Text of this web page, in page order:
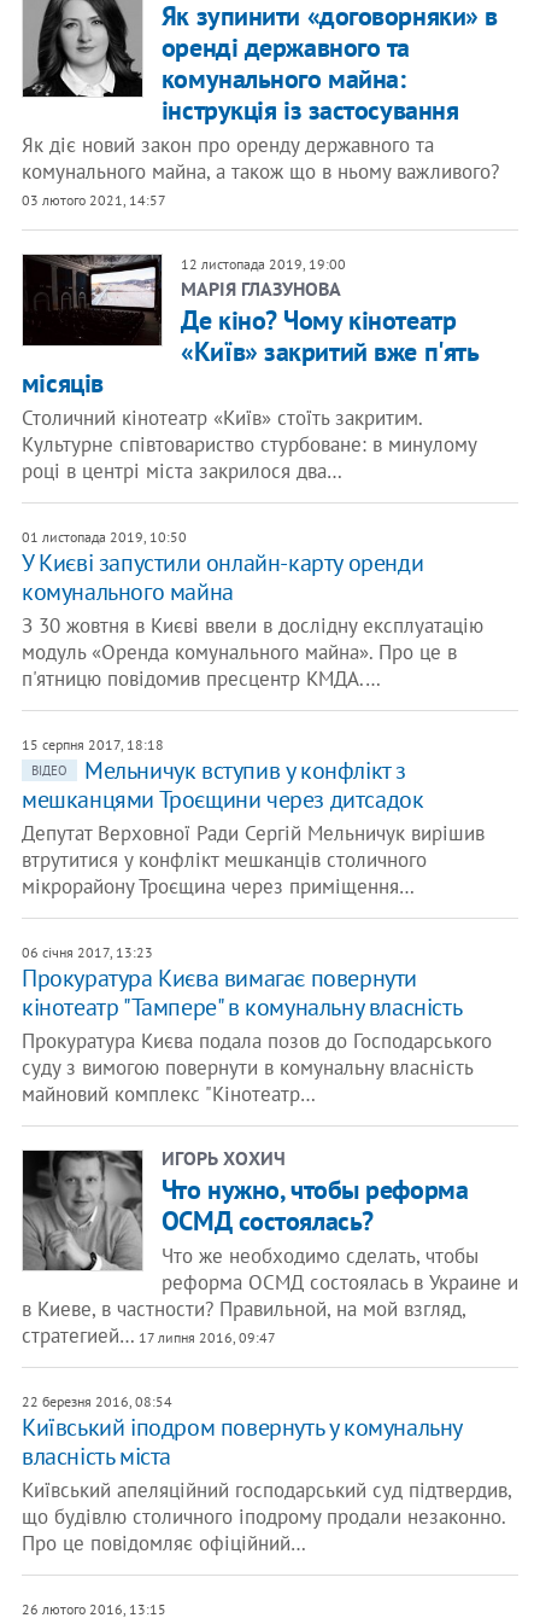
Як зупинити «договорняки» в
оренді державного та
комунального майна:
інструкція із застосування
Як діє новий закон про оренду державного та
комунального майна, а також що в ньому важливого?
03 лютого 2021, 14:57
12 листопада 2019, 19:00
МАРІЯ ГЛАЗУНОВА
Де кіно? Чому кінотеатр
«Київ» закритий вже п'ять
місяців
Столичний кінотеатр «Київ» стоїть закритим.
Культурне співтовариство стурбоване: в минулому
році в центрі міста закрилося два…
01 листопада 2019, 10:50
У Києві запустили онлайн-карту оренди
комунального майна
З 30 жовтня в Києві ввели в дослідну експлуатацію
модуль «Оренда комунального майна». Про це в
п'ятницю повідомив пресцентр КМДА.…
15 серпня 2017, 18:18
ВІДЕО
Мельничук вступив у конфлікт з
мешканцями Троєщини через дитсадок
Депутат Верховної Ради Сергій Мельничук вирішив
втрутитися у конфлікт мешканців столичного
мікрорайону Троєщина через приміщення…
06 січня 2017, 13:23
Прокуратура Києва вимагає повернути
кінотеатр "Тампере" в комунальну власність
Прокуратура Києва подала позов до Господарського
суду з вимогою повернути в комунальну власність
майновий комплекс "Кінотеатр…
ИГОРЬ ХОХИЧ
Что нужно, чтобы реформа
ОСМД состоялась?
Что же необходимо сделать, чтобы
реформа ОСМД состоялась в Украине и
в Киеве, в частности? Правильной, на мой взгляд,
стратегией… 17 липня 2016, 09:47
22 березня 2016, 08:54
Київський іподром повернуть у комунальну
власність міста
Київський апеляційний господарський суд підтвердив,
що будівлю столичного іподрому продали незаконно.
Про це повідомляє офіційний…
26 лютого 2016, 13:15